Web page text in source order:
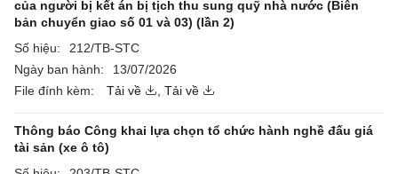
của người bị kết án bị tịch thu sung quỹ nhà nước (Biên
bản chuyển giao số 01 và 03) (lần 2)
Số hiệu:
212/TB-STC
Ngày ban hành:
13/07/2026
File đính kèm:
Tải về Tải về
Thông báo Công khai lựa chọn tổ chức hành nghề đấu giá
tài sản (xe ô tô)